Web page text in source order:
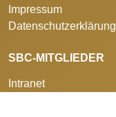
Impressum
Datenschutzerklärung
SBC-MITGLIEDER
Intranet